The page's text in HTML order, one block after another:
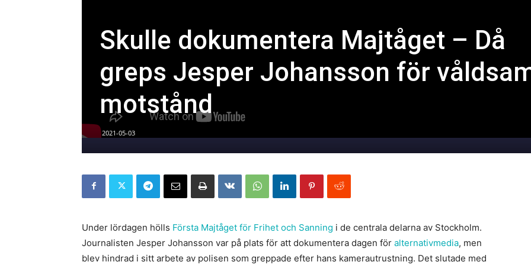
Skulle dokumentera Majtåget – Då
greps Jesper Johansson för
motstånd
2021-05-03
Under lördagen hölls Första Majtåget för Frihet och Sanning i de centrala delarna av Stockholm.
Journalisten Jesper Johansson var på plats för att dokumentera dagen för alternativmedia, men
blev hindrad i sitt arbete av polisen som greppade efter hans kamerautrustning. Det slutade med